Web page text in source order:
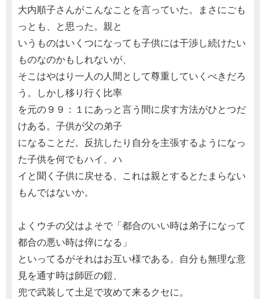
大内順子さんがこんなことを言っていた。まさにごも
っとも、と思った。親と
いうものはいくつになっても子供には干渉し続けたい
ものなのかもしれないが、
そこはやはり一人の人間として尊重していくべきだろ
う。しかし移り行く比率
を元の９９：１にあっと言う間に戻す方法がひとつだ
けある。子供が父の弟子
になることだ。反抗したり自分を主張するようになっ
た子供を何でもハイ、ハ
イと聞く子供に戻せる、これは親とするとたまらない
もんではないか。
よくウチの父はよそで「都合のいい時は弟子になって
都合の悪い時は倅になる」
といってるがそれはお互い様である。自分も無理な意
見を通す時は師匠の鎧、
兜で武装して土足で攻めて来るクセに。